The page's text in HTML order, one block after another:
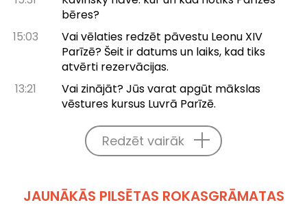
bēres?
15:03
Vai vēlaties redzēt pāvestu Leonu XIV
Parīzē? Šeit ir datums un laiks, kad tiks
atvērti rezervācijas.
13:21
Vai zinājāt? Jūs varat apgūt mākslas
vēstures kursus Luvrā Parīzē.
Redzēt vairāk
JAUNĀKĀS PILSĒTAS ROKASGRĀMATAS